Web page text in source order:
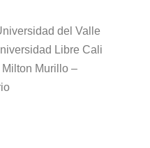
del Valle
Libre Cali
Milton Murillo –